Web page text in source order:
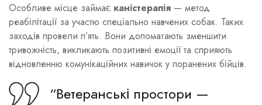
Особливе місце займає каністерапія — метод
реабілітації за участю спеціально навчених собак. Таких
заходів провели п’ять. Вони допомагають зменшити
тривожність, викликають позитивні емоції та сприяють
відновленню комунікаційних навичок у поранених бійців.
“Ветеранські простори —